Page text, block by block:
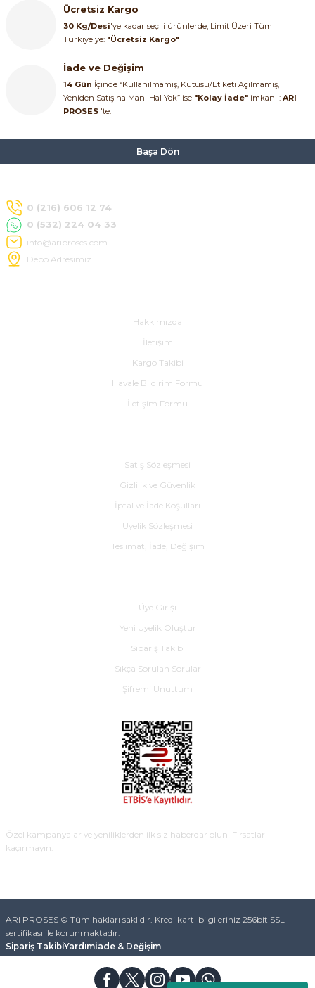
Ücretsiz Kargo
30 Kg/Desi'ye kadar seçili ürünlerde, Limit Üzeri Tüm
Türkiye'ye: "Ücretsiz Kargo"
İade ve Değişim
14 Gün İçinde “Kullanılmamış, Kutusu/Etiketi Açılmamış,
Yeniden Satışına Mani Hal Yok” ise "Kolay İade" imkanı : ARI
PROSES 'te.
Başa Dön
0 (216) 606 12 74
0 (532) 224 04 33
info@ariproses.com
Depo Adresimiz
Hakkımızda
İletişim
Kargo Takibi
Havale Bildirim Formu
İletişim Formu
Satış Sözleşmesi
Gizlilik ve Güvenlik
İptal ve İade Koşulları
Üyelik Sözleşmesi
Teslimat, İade, Değişim
Üye Girişi
Yeni Üyelik Oluştur
Sipariş Takibi
Sıkça Sorulan Sorular
Şifremi Unuttum
Özel kampanyalar ve yeniliklerden ilk siz haberdar olun! Fırsatları
kaçırmayın.
ARI PROSES © Tüm hakları saklıdır. Kredi kartı bilgileriniz 256bit SSL
sertifikası ile korunmaktadır.
Sipariş TakibiYardımİade & Değişim